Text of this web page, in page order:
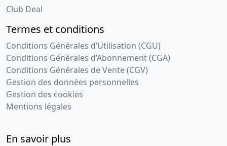
Club Deal
Termes et conditions
Conditions Générales d’Utilisation (CGU)
Conditions Générales d’Abonnement (CGA)
Conditions Générales de Vente (CGV)
Gestion des données personnelles
Gestion des cookies
Mentions légales
En savoir plus